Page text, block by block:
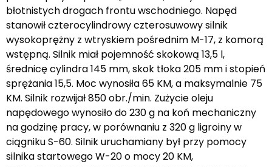
błotnistych drogach frontu wschodniego. Napęd
stanowił czterocylindrowy czterosuwowy silnik
wysokoprężny z wtryskiem pośrednim M-17, z komorą
wstępną. Silnik miał pojemność skokową 13,5 l,
średnicę cylindra 145 mm, skok tłoka 205 mm i stopień
sprężania 15,5. Moc wynosiła 65 KM, a maksymalnie 75
KM. Silnik rozwijał 850 obr./min. Zużycie oleju
napędowego wynosiło do 230 g na koń mechaniczny
na godzinę pracy, w porównaniu z 320 g ligroiny w
ciągniku S-60. Silnik uruchamiany był przy pomocy
silnika startowego W-20 o mocy 20 KM,